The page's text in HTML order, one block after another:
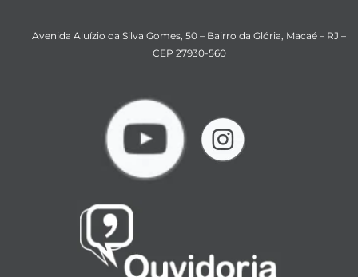
Avenida Aluízio da Silva Gomes, 50 – Bairro da Glória, Macaé – RJ –
CEP 27930-560